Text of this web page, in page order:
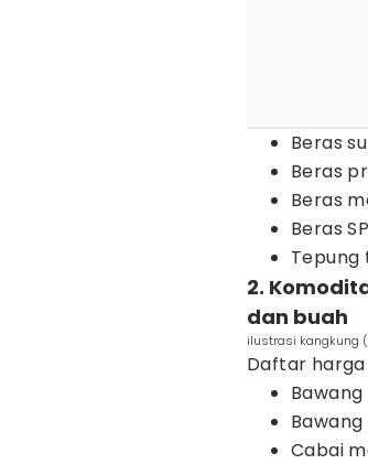
Beras
Beras
Beras
Beras
Tepung
2.
dan buah
ilustrasi kangkung
Daftar
Cabai